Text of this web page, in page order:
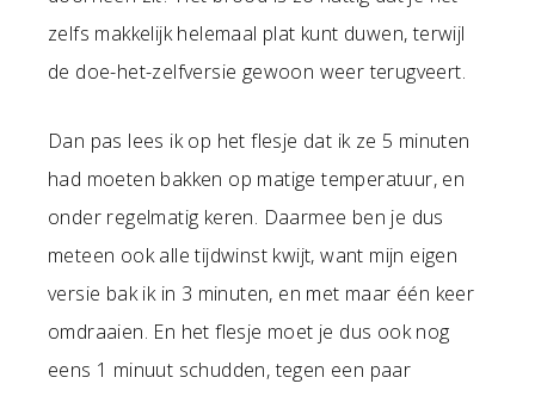
zelfs makkelijk helemaal plat kunt duwen, terwijl
de doe-het-zelfversie gewoon weer terugveert.
Dan pas lees ik op het flesje dat ik ze 5 minuten
had moeten bakken op matige temperatuur, en
onder regelmatig keren. Daarmee ben je dus
meteen ook alle tijdwinst kwijt, want mijn eigen
versie bak ik in 3 minuten, en met maar één keer
omdraaien. En het flesje moet je dus ook nog
eens 1 minuut schudden, tegen een paar